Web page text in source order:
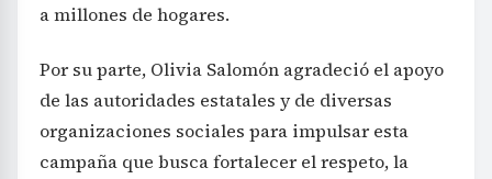
a millones de hogares.
Por su parte, Olivia Salomón agradeció el apoyo
de las autoridades estatales y de diversas
organizaciones sociales para impulsar esta
campaña que busca fortalecer el respeto, la